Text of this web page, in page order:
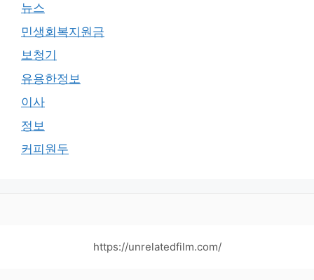
뉴스
민생회복지원금
보청기
유용한정보
이사
정보
커피원두
https://unrelatedfilm.com/